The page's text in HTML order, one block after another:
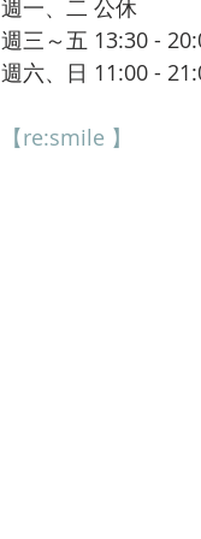
週一、二 公休
週三～五 13:30 -
週六、日 11:00 -
【re:smile 】